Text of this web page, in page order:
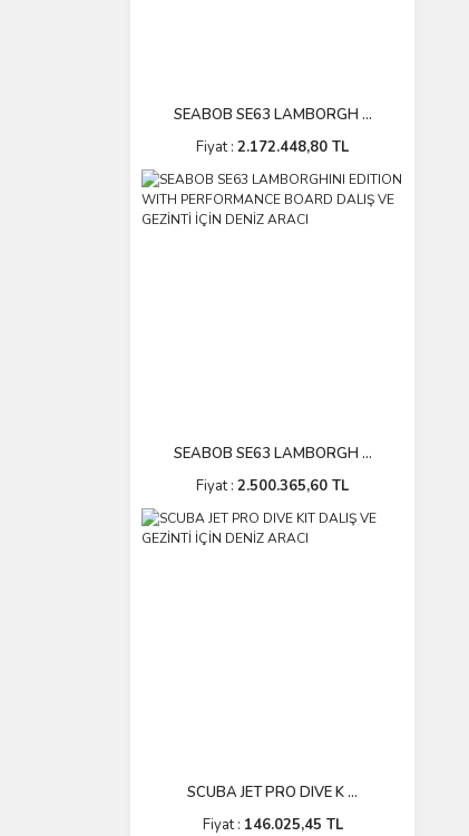
SEABOB SE63 LAMBORGH ...
Fiyat : 2.172.448,80 TL
SEABOB SE63 LAMBORGH ...
Fiyat : 2.500.365,60 TL
SCUBA JET PRO DIVE K ...
Fiyat : 146.025,45 TL